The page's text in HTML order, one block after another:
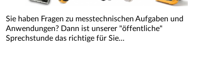
Sie haben Fragen zu messtechnischen Aufgaben und
Anwendungen? Dann ist unserer "öffentliche"
Sprechstunde das richtige für Sie...